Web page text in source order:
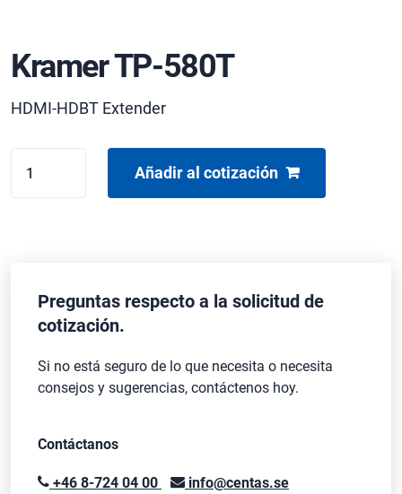
Kramer TP-580T
HDMI-HDBT Extender
TP-
Añadir al cotización
Preguntas respecto a la solicitud de
cotización.
Si no está seguro de lo que necesita o necesita
consejos y sugerencias, contáctenos hoy.
Contáctanos
+46 8-724 04 00 info@centas.se